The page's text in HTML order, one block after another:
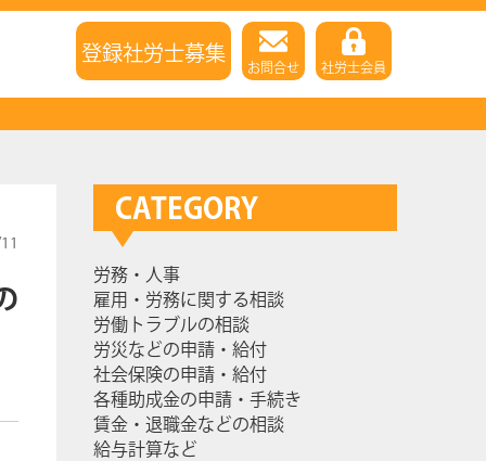
登録社労士募集 お問合せ 社労士会員
CATEGORY
労務・人事
雇用・労務に関する相談
労働トラブルの相談
労災などの申請・給付
社会保険の申請・給付
各種助成金の申請・手続き
賃金・退職金などの相談
給与計算など